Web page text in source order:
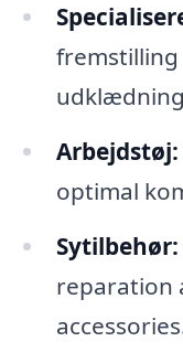
Arbejdstøj:
optimal
Sytilbehør:
reparation